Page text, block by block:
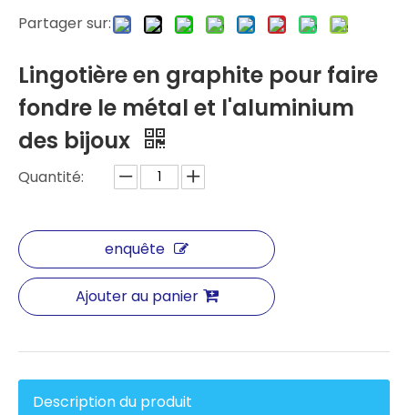
Partager sur:
Lingotière en graphite pour faire
fondre le métal et l'aluminium
des bijoux
Quantité:
enquête
Ajouter au panier
Description du produit